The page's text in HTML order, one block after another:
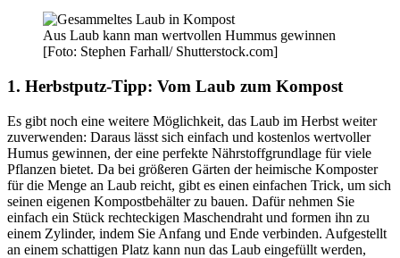
Aus Laub kann man wertvollen Hummus gewinnen
[Foto: Stephen Farhall/ Shutterstock.com]
1. Herbstputz-Tipp: Vom Laub zum Kompost
Es gibt noch eine weitere Möglichkeit, das Laub im Herbst weiter
zuverwenden: Daraus lässt sich einfach und kostenlos wertvoller
Humus gewinnen, der eine perfekte Nährstoffgrundlage für viele
Pflanzen bietet. Da bei größeren Gärten der heimische Komposter
für die Menge an Laub reicht, gibt es einen einfachen Trick, um sich
seinen eigenen Kompostbehälter zu bauen. Dafür nehmen Sie
einfach ein Stück rechteckigen Maschendraht und formen ihn zu
einem Zylinder, indem Sie Anfang und Ende verbinden. Aufgestellt
an einem schattigen Platz kann nun das Laub eingefüllt werden,